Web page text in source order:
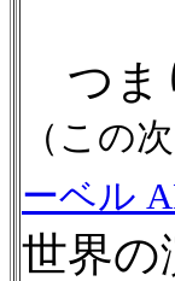
つま
（この
ーベル
世界の